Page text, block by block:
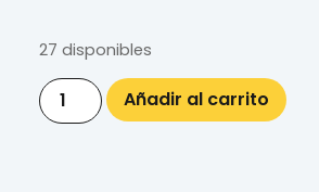
27 disponibles
Añadir al carrito